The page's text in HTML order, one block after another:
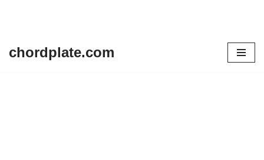
chordplate.com